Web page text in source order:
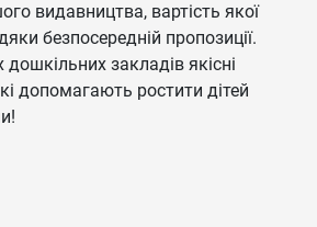
видавництва, вартість якої
безпосередній пропозиції.
закладів якісні
допомагають ростити дітей